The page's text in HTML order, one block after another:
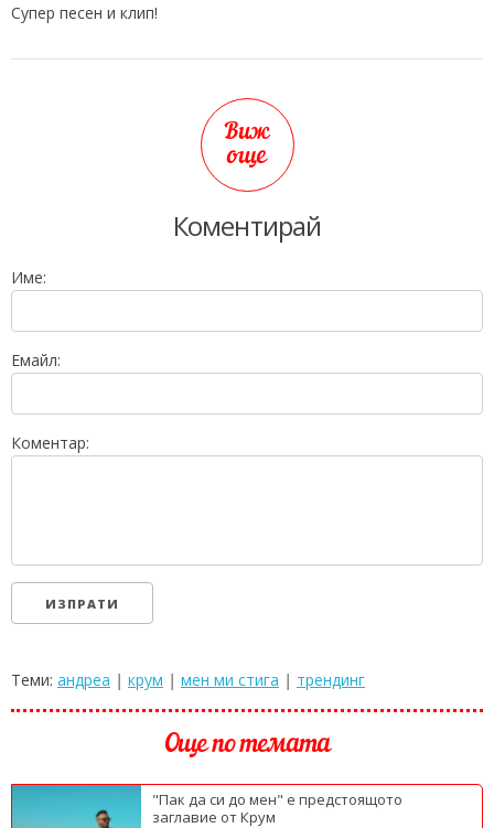
Супер песен и клип!
Виж
още
Коментирай
Име:
Емайл:
Коментар:
Теми: андреа | крум | мен ми стига | трендинг
Още по темата
"Пак да си до мен" е предстоящото
заглавие от Крум